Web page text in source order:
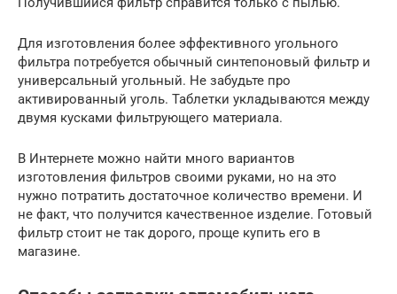
Для изготовления более эффективного угольного
фильтра потребуется обычный синтепоновый фильтр и
универсальный угольный. Не забудьте про
активированный уголь. Таблетки укладываются между
двумя кусками фильтрующего материала.
В Интернете можно найти много вариантов
изготовления фильтров своими руками, но на это
нужно потратить достаточное количество времени. И
не факт, что получится качественное изделие. Готовый
фильтр стоит не так дорого, проще купить его в
магазине.